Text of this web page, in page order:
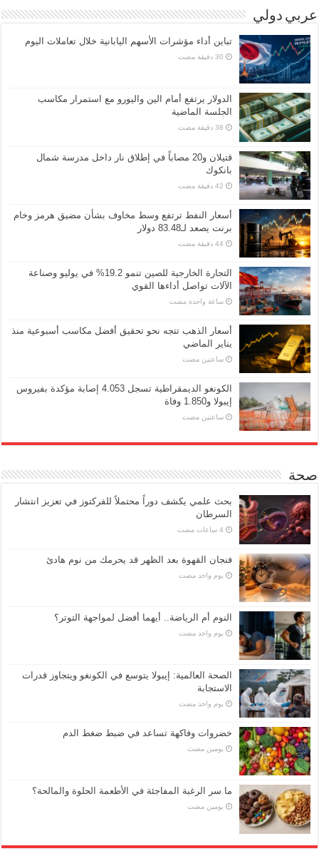
عربي دولي
تباين أداء مؤشرات الأسهم اليابانية خلال تعاملات اليوم
الدولار يرتفع أمام الين واليورو مع استمرار مكاسب
الجلسة الماضية
قتيلان و20 مصاباً في إطلاق نار داخل مدرسة شمال
بانكوك
أسعار النفط ترتفع وسط مخاوف بشأن مضيق هرمز وخام
برنت يصعد لـ83.48 دولار
التجارة الخارجية للصين تنمو 19.2% في يوليو وصناعة
الآلات تواصل أداءها القوي
‏ساعة واحدة مضت
أسعار الذهب تتجه نحو تحقيق أفضل مكاسب أسبوعية منذ
يناير الماضي
‏ساعتين مضت
الكونغو الديمقراطية تسجل 4.053 إصابة مؤكدة بفيروس
إيبولا و1.850 وفاة
‏ساعتين مضت
صحة
بحث علمي يكشف دوراً محتملاً للفركتوز في تعزيز انتشار
السرطان
فنجان القهوة بعد الظهر قد يحرمك من نوم هادئ
‏يوم واحد مضت
النوم أم الرياضة.. أيهما أفضل لمواجهة التوتر؟
‏يوم واحد مضت
الصحة العالمية: إيبولا يتوسع في الكونغو ويتجاوز قدرات
الاستجابة
‏يوم واحد مضت
خضروات وفاكهة تساعد في ضبط ضغط الدم
‏يومين مضت
ما سر الرغبة المفاجئة في الأطعمة الحلوة والمالحة؟
‏يومين مضت